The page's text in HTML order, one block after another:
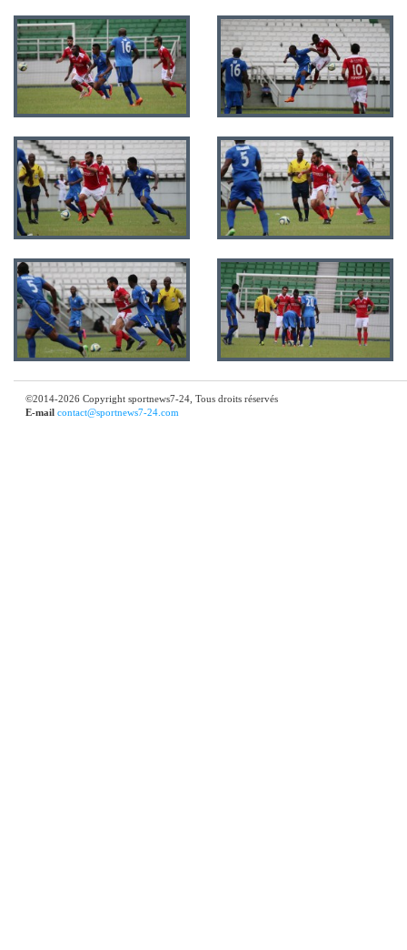
©2014-2026 Copyright sportnews7-24, Tous droits réservés
E-mail contact@sportnews7-24.com